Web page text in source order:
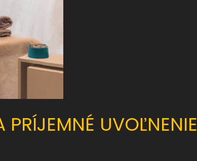
UVOĽNENIE